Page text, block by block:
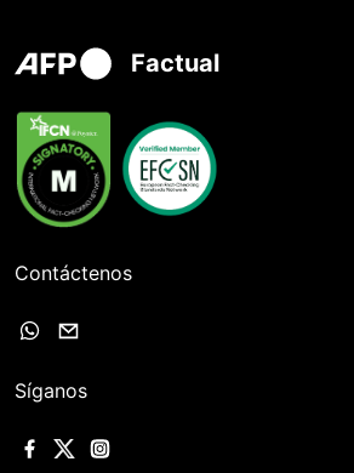
Factual
Contáctenos
Síganos